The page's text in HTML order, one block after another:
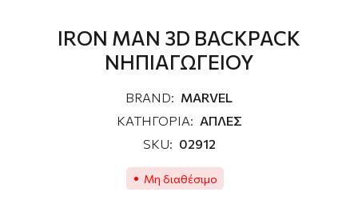
IRON MAN 3D BACKPACK
ΝΗΠΙΑΓΩΓΕΙΟΥ
BRAND: MARVEL
ΚΑΤΗΓΟΡΙΑ: ΑΠΛΕΣ
SKU: 02912
Μη διαθέσιμο